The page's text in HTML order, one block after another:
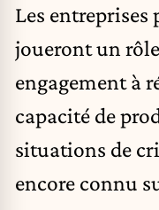
Les
joueront un
engagement à
capacité de
situations de
encore connu